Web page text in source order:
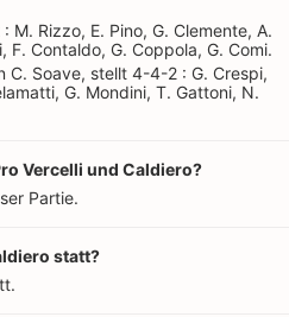
Rizzo, E. Pino, G. Clemente, A.
F. Contaldo, G. Coppola, G. Comi.
C. Soave, stellt 4-4-2 : G. Crespi,
G. Mondini, T. Gattoni, N.
Vercelli und Caldiero?
Partie.
statt?